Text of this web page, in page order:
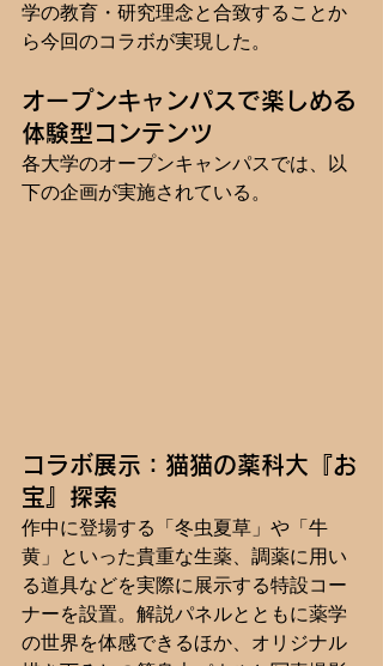
学の教育・研究理念と合致することか
ら今回のコラボが実現した。
オープンキャンパスで楽しめる
体験型コンテンツ
各大学のオープンキャンパスでは、以
下の企画が実施されている。
コラボ展示：猫猫の薬科大『お
宝』探索
作中に登場する「冬虫夏草」や「牛
黄」といった貴重な生薬、調薬に用い
る道具などを実際に展示する特設コー
ナーを設置。解説パネルとともに薬学
の世界を体感できるほか、オリジナル